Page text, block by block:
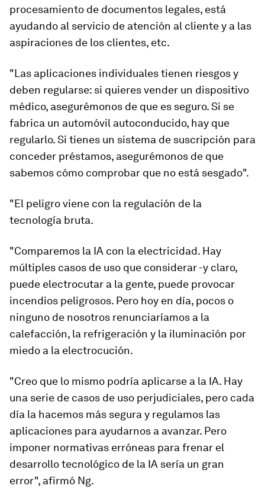
procesamiento de documentos legales, está
ayudando al servicio de atención al cliente y a las
aspiraciones de los clientes, etc.
"Las aplicaciones individuales tienen riesgos y
deben regularse: si quieres vender un dispositivo
médico, asegurémonos de que es seguro. Si se
fabrica un automóvil autoconducido, hay que
regularlo. Si tienes un sistema de suscripción para
conceder préstamos, asegurémonos de que
sabemos cómo comprobar que no está sesgado".
"El peligro viene con la regulación de la
tecnología bruta.
"Comparemos la IA con la electricidad. Hay
múltiples casos de uso que considerar -y claro,
puede electrocutar a la gente, puede provocar
incendios peligrosos. Pero hoy en día, pocos o
ninguno de nosotros renunciaríamos a la
calefacción, la refrigeración y la iluminación por
miedo a la electrocución.
"Creo que lo mismo podría aplicarse a la IA. Hay
una serie de casos de uso perjudiciales, pero cada
día la hacemos más segura y regulamos las
aplicaciones para ayudarnos a avanzar. Pero
imponer normativas erróneas para frenar el
desarrollo tecnológico de la IA sería un gran
error", afirmó Ng.